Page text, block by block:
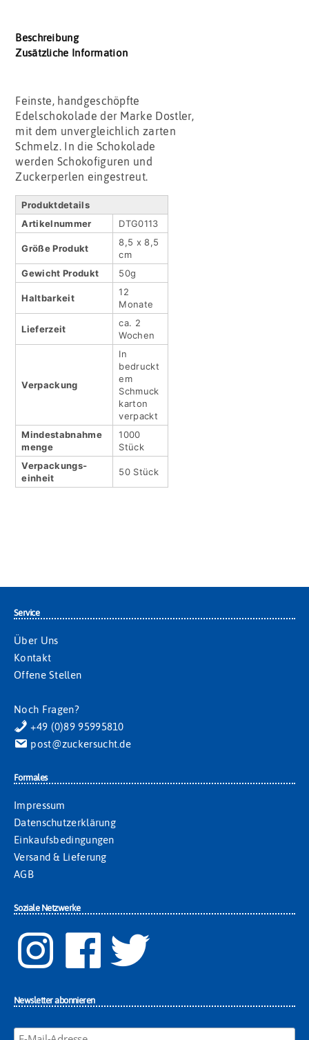
Beschreibung
Zusätzliche Information
Feinste, handgeschöpfte
Edelschokolade der Marke Dostler,
mit dem unvergleichlich zarten
Schmelz. In die Schokolade
werden Schokofiguren und
Zuckerperlen eingestreut.
Produktdetails
Artikel­nummer
DTG0113
Größe Produkt
8,5 x 8,5
cm
Gewicht Produkt
50g
Haltbar­keit
12
Monate
Lieferzeit
ca. 2
Wochen
Verpackung
In
bedruckt
em
Schmuck
karton
verpackt
Mindestabnahme
menge
1000
Stück
Verpackungs­
einheit
50 Stück
Service
Über Uns
Kontakt
Offene Stellen
Noch Fragen?
+49 (0)89 95995810
post@zuckersucht.de
Formales
Impressum
Datenschutzerklärung
Einkaufsbedingungen
Versand & Lieferung
AGB
Soziale Netzwerke
Newsletter abonnieren